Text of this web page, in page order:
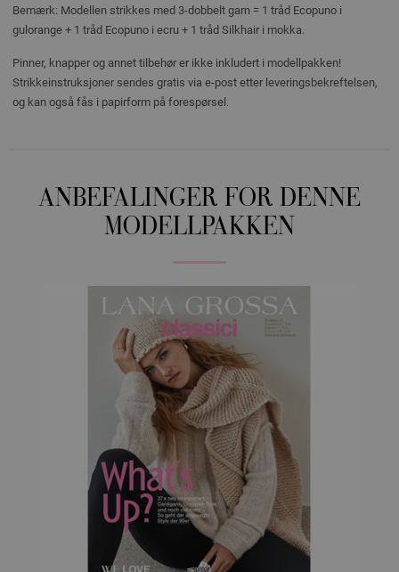
Bemærk: Modellen strikkes med 3-dobbelt garn = 1 tråd Ecopuno i
gulorange + 1 tråd Ecopuno i ecru + 1 tråd Silkhair i mokka.
Pinner, knapper og annet tilbehør er ikke inkludert i modellpakken!
Strikkeinstruksjoner sendes gratis via e-post etter leveringsbekreftelsen,
og kan også fås i papirform på forespørsel.
ANBEFALINGER FOR DENNE
MODELLPAKKEN